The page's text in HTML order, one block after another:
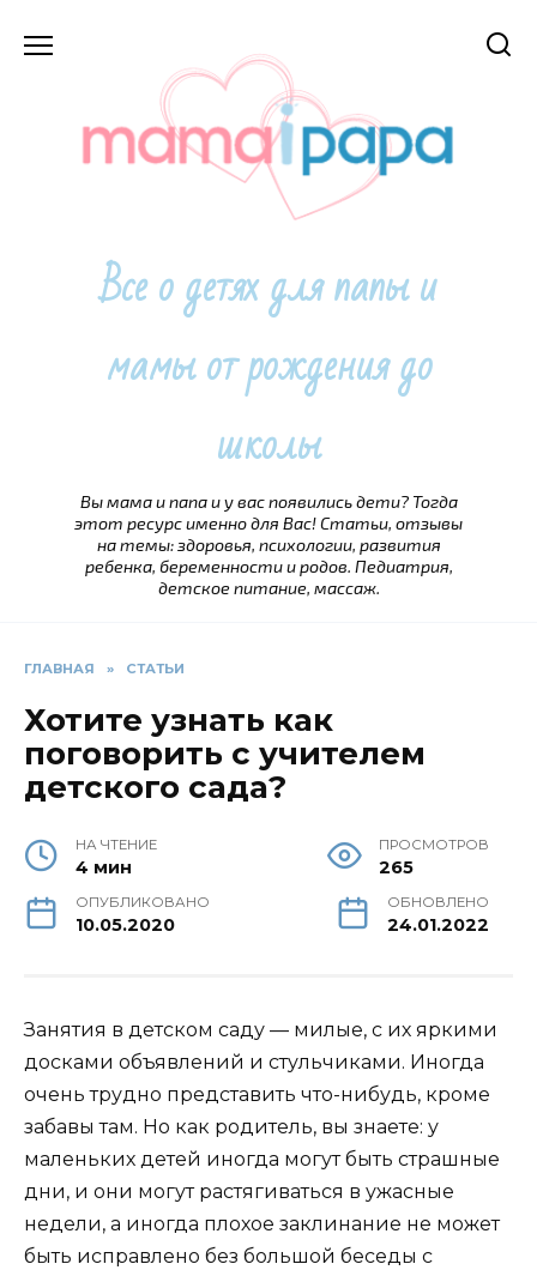
Все о детях для папы и
мамы от рождения до
школы
Вы мама и папа и у вас появились дети? Тогда
этот ресурс именно для Вас! Статьи, отзывы
на темы: здоровья, психологии, развития
ребенка, беременности и родов. Педиатрия,
детское питание, массаж.
ГЛАВНАЯ » СТАТЬИ
Хотите узнать как
поговорить с учителем
детского сада?
НА ЧТЕНИЕ
4 мин
ПРОСМОТРОВ
265
ОПУБЛИКОВАНО
10.05.2020
ОБНОВЛЕНО
24.01.2022
Занятия в детском саду — милые, с их яркими
досками объявлений и стульчиками. Иногда
очень трудно представить что-нибудь, кроме
забавы там. Но как родитель, вы знаете: у
маленьких детей иногда могут быть страшные
дни, и они могут растягиваться в ужасные
недели, а иногда плохое заклинание не может
быть исправлено без большой беседы с